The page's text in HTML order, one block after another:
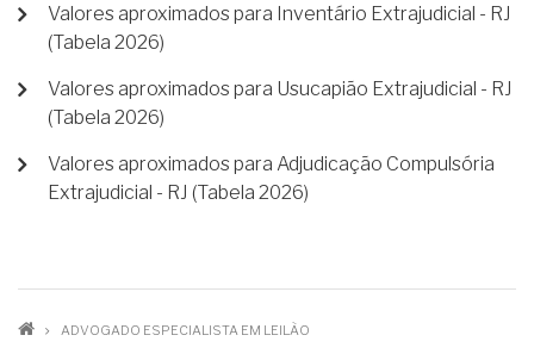
Valores aproximados para Inventário Extrajudicial - RJ
(Tabela 2026)
Valores aproximados para Usucapião Extrajudicial - RJ
(Tabela 2026)
Valores aproximados para Adjudicação Compulsória
Extrajudicial - RJ (Tabela 2026)
TRILHA
ADVOGADO ESPECIALISTA EM LEILÃO